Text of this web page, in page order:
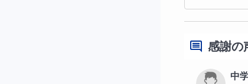
を用意して
PCに映し出
感謝の
中